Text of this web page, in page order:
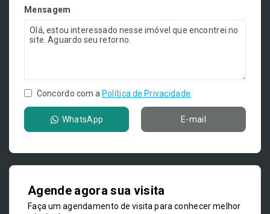
Mensagem
Concordo com a Política de Privacidade
WhatsApp E-mail
Agende agora sua visita
Faça um agendamento de visita para conhecer melhor